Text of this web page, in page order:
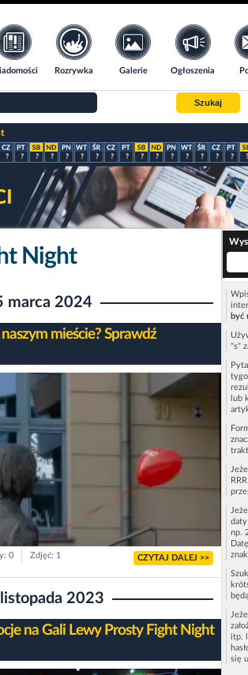
Rozrywka Galerie Ogłoszenia
Szukaj
? ? ? ? ? ? ? ? ? ? ? ? ? ? ? ? ?
Night
marca 2024
mieście? Sprawdź
0 Zdjęć: 1 CZYTAJ DALEJ >>
2023
na Gali Lewy Prosty Fight Night
być
"s"
lub
np.
itp.
się